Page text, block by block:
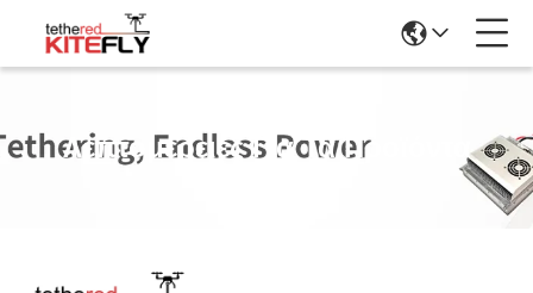
Λεπτομέρειες Για Τα Προϊόντα